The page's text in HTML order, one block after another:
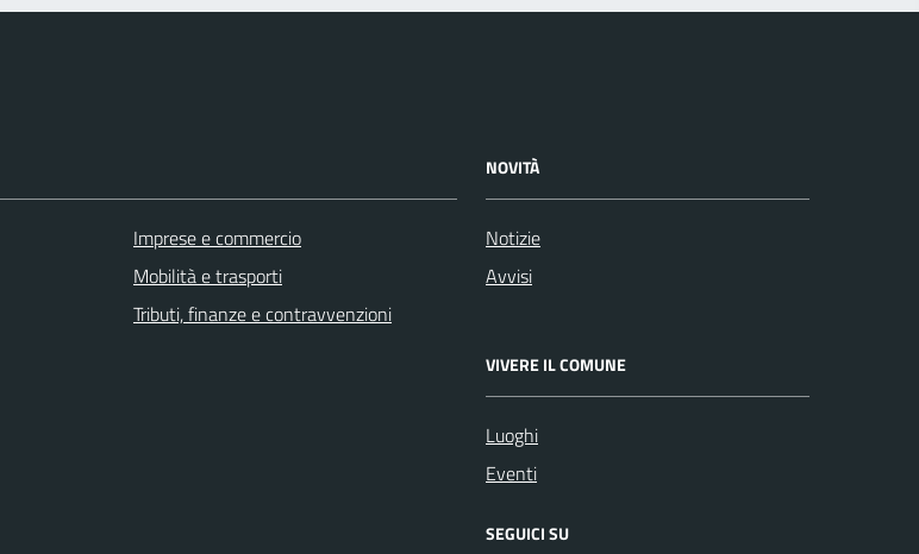
Imprese e commercio
Mobilità e trasporti
Tributi, finanze e contravvenzioni
NOVITÀ
Notizie
Avvisi
VIVERE IL COMUNE
Luoghi
Eventi
SEGUICI SU